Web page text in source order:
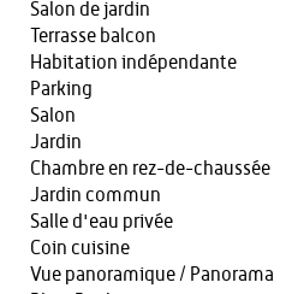
Salon de jardin
Terrasse balcon
Habitation indépendante
Parking
Salon
Jardin
Chambre en rez-de-chaussée
Jardin commun
Salle d'eau privée
Coin cuisine
Vue panoramique / Panorama